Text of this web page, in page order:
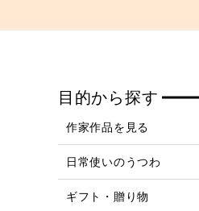
目的から探す
作家作品を見る
日常使いのうつわ
ギフト・贈り物